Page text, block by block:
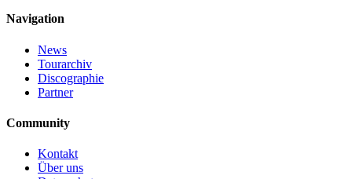
Navigation
News
Tourarchiv
Discographie
Partner
Community
Kontakt
Über uns